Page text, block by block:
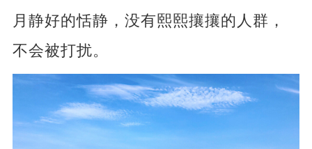
月静好的恬静，没有熙熙攘攘的人群，
不会被打扰。